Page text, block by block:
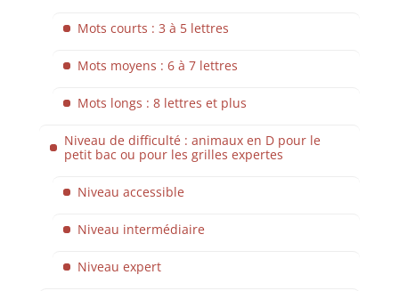
Mots courts : 3 à 5 lettres
Mots moyens : 6 à 7 lettres
Mots longs : 8 lettres et plus
Niveau de difficulté : animaux en D pour le
petit bac ou pour les grilles expertes
Niveau accessible
Niveau intermédiaire
Niveau expert